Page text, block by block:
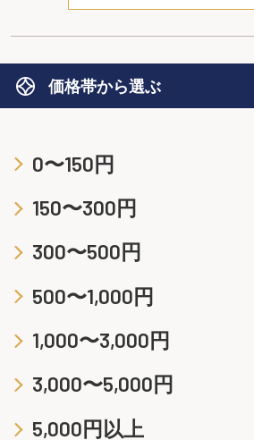
価格帯から選ぶ
0〜150円
150〜300円
300〜500円
500〜1,000円
1,000〜3,000円
3,000〜5,000円
5,000円以上